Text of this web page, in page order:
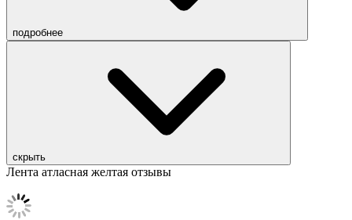
подробнее
скрыть
Лента атласная желтая отзывы